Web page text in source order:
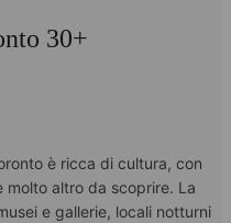
30+
è ricca di cultura, con
altro da scoprire. La
e gallerie, locali notturni